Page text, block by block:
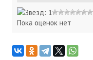
Пока оценок нет